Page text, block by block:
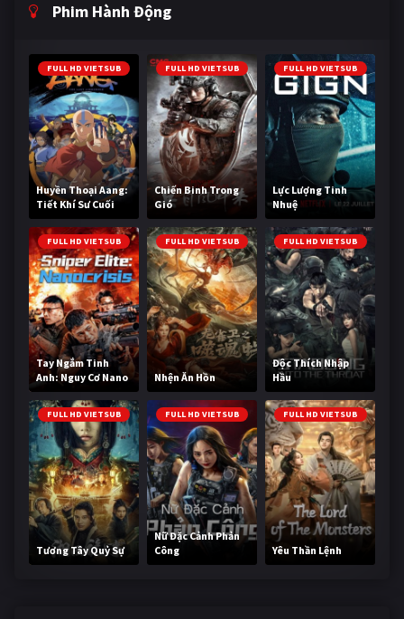
Phim Hành Động
FULL HD VIETSUB
Huyền Thoại Aang:
Tiết Khí Sư Cuối
Cùng
FULL HD VIETSUB
Chiến Binh Trong
Gió
FULL HD VIETSUB
Lực Lượng Tinh
Nhuệ
FULL HD VIETSUB
Tay Ngắm Tinh
Anh: Nguy Cơ Nano
FULL HD VIETSUB
Nhện Ăn Hồn
FULL HD VIETSUB
Độc Thích Nhập
Hầu
FULL HD VIETSUB
Tương Tây Quỷ Sự
FULL HD VIETSUB
Nữ Đặc Cảnh Phản
Công
FULL HD VIETSUB
Yêu Thần Lệnh